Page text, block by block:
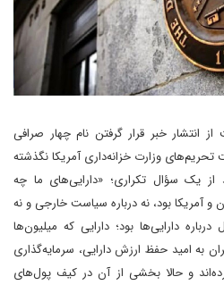
انتشار خبر قرار گرفتن نام چهار صرافی
تحریم‌های وزارت خزانه‌داری آمریکا نگذشته
یک سؤال تکراری؛ «دارایی‌های ما چه
و آمریکا بود، نه درباره سیاست خارجی و نه
دارایی‌ها بود؛ دارایی که میلیون‌ها
به امید حفظ ارزش دارایی، سرمایه‌گذاری
و حالا بخشی از آن در کیف پول‌های